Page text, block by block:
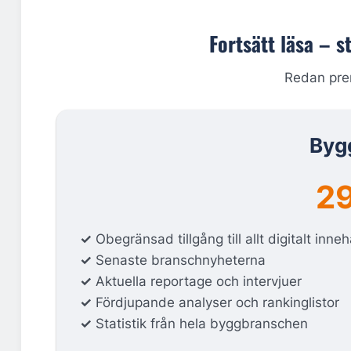
Fortsätt läsa –
Redan
✓ Obegränsad tillgång till allt digitalt
✓ Senaste branschnyheterna
✓ Aktuella reportage och intervjuer
✓ Fördjupande analyser och rankinglistor
✓ Statistik från hela byggbranschen